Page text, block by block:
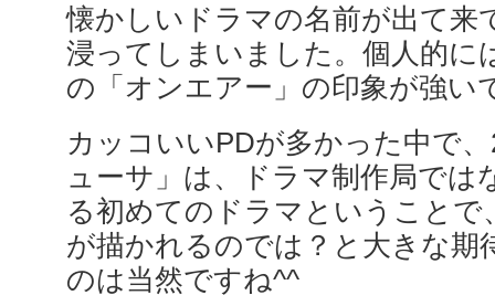
懐かしいドラマの名前が出て来
浸ってしまいました。個人的に
の「オンエアー」の印象が強い
カッコいいPDが多かった中で
ューサ」は、ドラマ制作局では
る初めてのドラマということで
が描かれるのでは？と大きな期
のは当然ですね^^